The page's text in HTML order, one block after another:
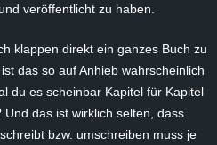
veröffentlicht zu haben.
klappen direkt ein ganzes Buch zu
das so auf Anhieb wahrscheinlich
du es scheinbar Kapitel für Kapitel
Und das ist wirklich selten, dass
bzw. umschreiben muss je